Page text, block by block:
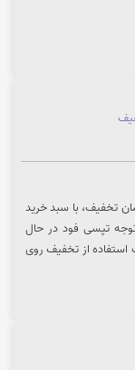
ها میتوانیداز 100 هزار تومان تخفیف، با سبد خرید
توجه تپسی فود در حال
از تخفیف روی